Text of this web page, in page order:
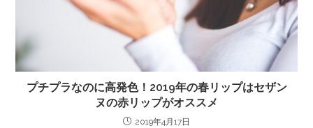
プチプラなのに高発色！2019年の春リップはセザン
ヌの赤リップがオススメ
2019年4月17日